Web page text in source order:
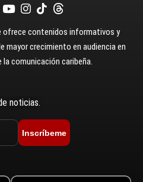
ofrece contenidos informativos y
mayor crecimiento en audiencia en
comunicación caribeña.
noticias.
Inscríbeme